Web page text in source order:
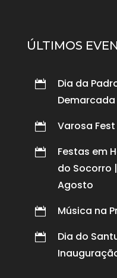
ÚLTIMOS

Dia da
 Varosa

Festas em
do Socorro
Agosto
 Música na

Dia do